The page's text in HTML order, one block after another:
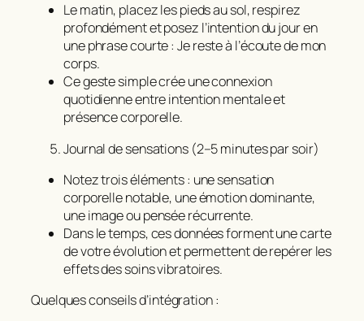
Le matin, placez les pieds au sol, respirez
profondément et posez l’intention du jour en
une phrase courte : Je reste à l’écoute de mon
corps.
Ce geste simple crée une connexion
quotidienne entre intention mentale et
présence corporelle.
Journal de sensations (2–5 minutes par soir)
Notez trois éléments : une sensation
corporelle notable, une émotion dominante,
une image ou pensée récurrente.
Dans le temps, ces données forment une carte
de votre évolution et permettent de repérer les
effets des soins vibratoires.
Quelques conseils d’intégration :